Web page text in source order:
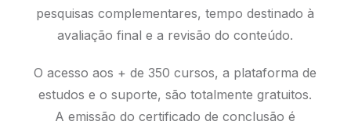
pesquisas complementares, tempo destinado à
avaliação final e a revisão do conteúdo.
O acesso aos + de 350 cursos, a plataforma de
estudos e o suporte, são totalmente gratuitos.
A emissão do certificado de conclusão é